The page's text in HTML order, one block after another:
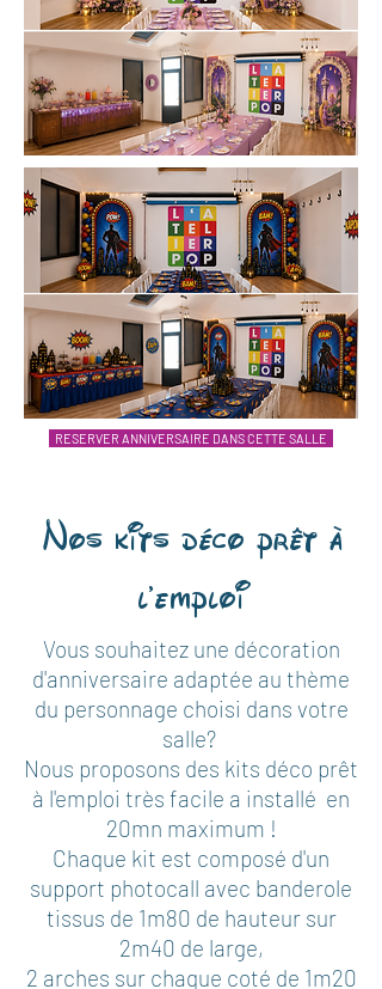
RESERVER ANNIVERSAIRE DANS CETTE SALLE
Nos kits déco prêt à
l'emploi
Vous souhaitez une décoration
d'anniversaire adaptée au thème
du personnage choisi dans votre
salle?
Nous proposons des kits déco prêt
à l'emploi très facile a installé en
20mn maximum !
Chaque kit est composé d'un
support photocall avec banderole
tissus de 1m80 de hauteur sur
2m40 de large,
2 arches sur chaque coté de 1m20